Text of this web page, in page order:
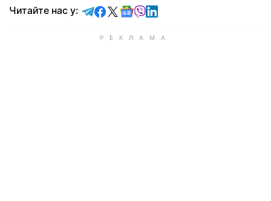
Читайте нас у: Читайте у Telegram
Читайте у Facebook
Читайте у X
Читайте у Google news
Читайте у Viber
Читайте у LinkedIn